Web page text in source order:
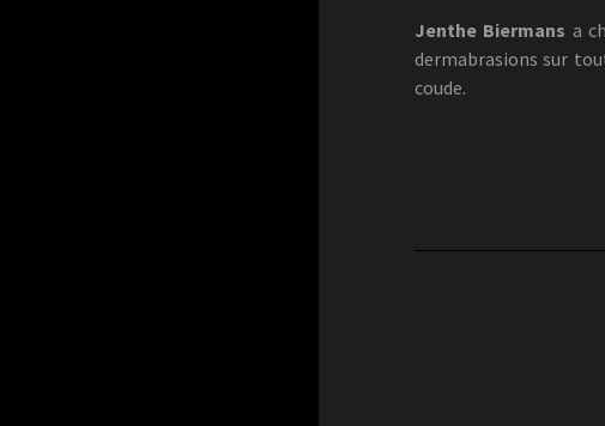
Jenthe Biermans a
dermabrasions sur
coude.